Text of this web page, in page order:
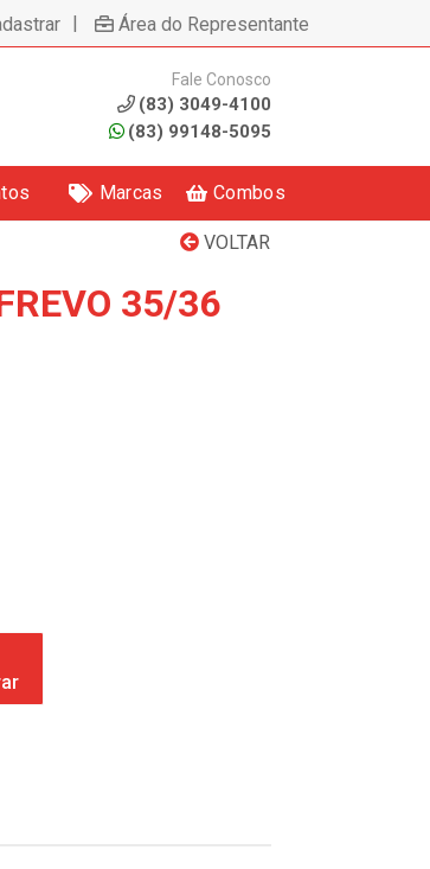
| Área do Representante
Fale Conosco
(83) 3049-4100
(83) 99148-5095
Marcas Combos
VOLTAR
35/36